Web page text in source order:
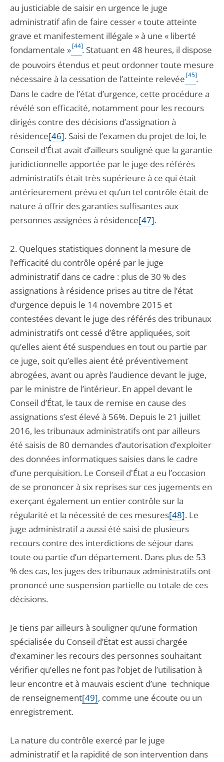
au justiciable de saisir en urgence le juge
administratif afin de faire cesser « toute atteinte
grave et manifestement illégale » à une « liberté
fondamentale »[44]. Statuant en 48 heures, il dispose
de pouvoirs étendus et peut ordonner toute mesure
nécessaire à la cessation de l’atteinte relevée [45].
Dans le cadre de l’état d’urgence, cette procédure a
révélé son efficacité, notamment pour les recours
dirigés contre des décisions d’assignation à
résidence[46]. Saisi de l’examen du projet de loi, le
Conseil d’État avait d’ailleurs souligné que la garantie
juridictionnelle apportée par le juge des référés
administratifs était très supérieure à ce qui était
antérieurement prévu et qu’un tel contrôle était de
nature à offrir des garanties suffisantes aux
personnes assignées à résidence[47].
2. Quelques statistiques donnent la mesure de
l’efficacité du contrôle opéré par le juge
administratif dans ce cadre : plus de 30 % des
assignations à résidence prises au titre de l’état
d’urgence depuis le 14 novembre 2015 et
contestées devant le juge des référés des tribunaux
administratifs ont cessé d’être appliquées, soit
qu’elles aient été suspendues en tout ou partie par
ce juge, soit qu’elles aient été préventivement
abrogées, avant ou après l’audience devant le juge,
par le ministre de l’intérieur. En appel devant le
Conseil d’État, le taux de remise en cause des
assignations s’est élevé à 56%. Depuis le 21 juillet
2016, les tribunaux administratifs ont par ailleurs
été saisis de 80 demandes d’autorisation d’exploiter
des données informatiques saisies dans le cadre
d’une perquisition. Le Conseil d'État a eu l’occasion
de se prononcer à six reprises sur ces jugements en
exerçant également un entier contrôle sur la
régularité et la nécessité de ces mesures[48]. Le
juge administratif a aussi été saisi de plusieurs
recours contre des interdictions de séjour dans
toute ou partie d’un département. Dans plus de 53
% des cas, les juges des tribunaux administratifs ont
prononcé une suspension partielle ou totale de ces
décisions.
Je tiens par ailleurs à souligner qu’une formation
spécialisée du Conseil d’État est aussi chargée
d’examiner les recours des personnes souhaitant
vérifier qu’elles ne font pas l’objet de l’utilisation à
leur encontre et à mauvais escient d’une technique
de renseignement[49], comme une écoute ou un
enregistrement.
La nature du contrôle exercé par le juge
administratif et la rapidité de son intervention dans